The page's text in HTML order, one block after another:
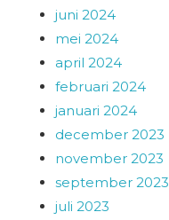
juni 2024
mei 2024
april 2024
februari 2024
januari 2024
december 2023
november 2023
september 2023
juli 2023